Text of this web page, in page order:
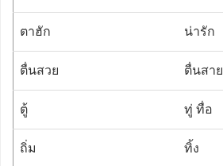
ตาฮัก น่ารัก
ตื่นสวย ตื่นสาย
ตู้ ทู่ ทื่อ
ถิ่ม ทิ้ง